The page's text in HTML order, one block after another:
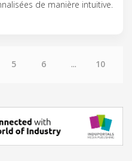
de manière intuitive.
5 6 ... 10